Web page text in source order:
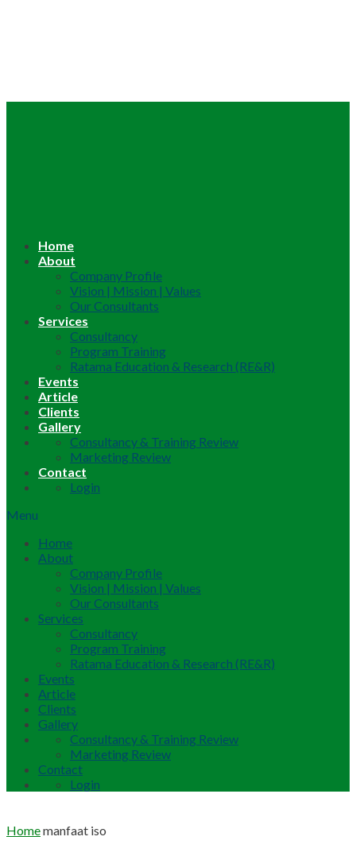
Home
About
Company Profile
Vision | Mission | Values
Our Consultants
Services
Consultancy
Program Training
Ratama Education & Research (RE&R)
Events
Article
Clients
Gallery
Consultancy & Training Review
Marketing Review
Contact
Login
Menu
Home
About
Company Profile
Vision | Mission | Values
Our Consultants
Services
Consultancy
Program Training
Ratama Education & Research (RE&R)
Events
Article
Clients
Gallery
Consultancy & Training Review
Marketing Review
Contact
Login
Homemanfaat iso